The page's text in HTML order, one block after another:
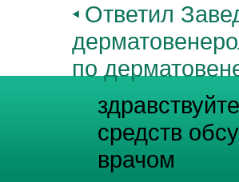
Ответил
по
средств
врачом